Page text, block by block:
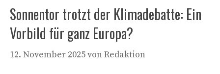
Sonnentor trotzt der Klimadebatte: Ein
Vorbild für ganz Europa?
12. November 2025vonRedaktion